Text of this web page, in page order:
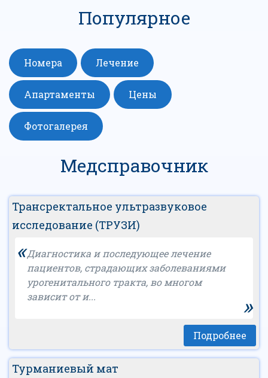
Популярное
Номера Лечение
Апартаменты Цены
Фотогалерея
Медсправочник
Трансректальное ультразвуковое
исследование (ТРУЗИ)
«Диагностика и последующее лечение
пациентов, страдающих заболеваниями
урогенитального тракта, во многом
зависит от и...
»
Подробнее
Турманиевый мат